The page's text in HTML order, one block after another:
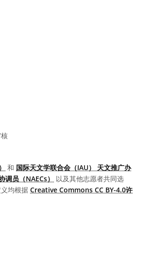
和 国际天文学联合会（IAU） 天文推广办
调员（NAECs）
以及其他志愿者共同选
均根据 Creative Commons CC BY-4.0许